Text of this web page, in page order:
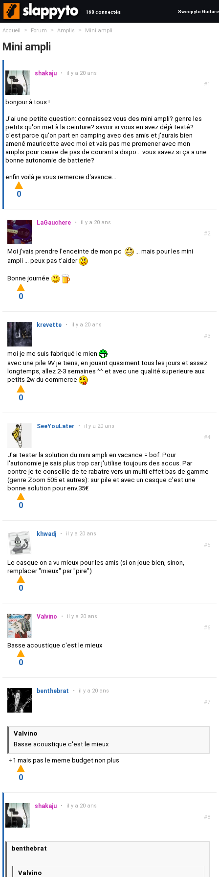
168 connectés Sweepyto Guitare
Accueil > Forum > Amplis > Mini ampli
Mini ampli
#1
shakaju • il y a 20 ans
bonjour à tous !
J'ai une petite question: connaissez vous des mini ampli? genre les
petits qu'on met à la ceinture? savoir si vous en avez déjà testé?
c'est parce qu'on part en camping avec des amis et j'aurais bien
amené mauricette avec moi et vais pas me promener avec mon
amplis pour cause de pas de courant a dispo... vous savez si ça a une
bonne autonomie de batterie?
enfin voilà je vous remercie d'avance...
0
#2
LaGauchere • il y a 20 ans
Moi j'vais prendre l'enceinte de mon pc
... mais pour les mini
ampli ... peux pas t'aider
Bonne journée
0
#3
krevette • il y a 20 ans
moi je me suis fabriqué le mien
avec une pile 9V je tiens, en jouant quasiment tous les jours et assez
longtemps, allez 2-3 semaines ^^ et avec une qualité superieure aux
petits 2w du commerce
0
#4
SeeYouLater • il y a 20 ans
J'ai tester la solution du mini ampli en vacance = bof. Pour
l'autonomie je sais plus trop car j'utilise toujours des accus. Par
contre je te conseille de te rabatre vers un multi effet bas de gamme
(genre Zoom 505 et autres): sur pile et avec un casque c'est une
bonne solution pour env.35€
0
#5
khwadj • il y a 20 ans
Le casque on a vu mieux pour les amis (si on joue bien, sinon,
remplacer "mieux" par "pire")
0
#6
Valvino • il y a 20 ans
Basse acoustique c'est le mieux
0
#7
benthebrat • il y a 20 ans
Valvino
Basse acoustique c'est le mieux
+1 mais pas le meme budget non plus
0
#8
shakaju • il y a 20 ans
benthebrat
Valvino